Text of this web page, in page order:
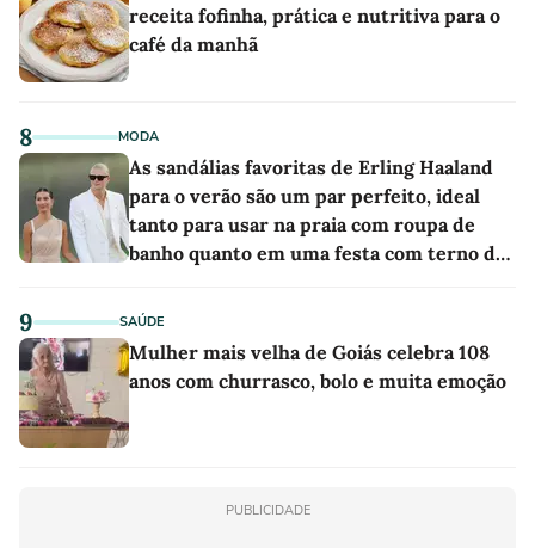
receita fofinha, prática e nutritiva para o
café da manhã
8 MODA
As sandálias favoritas de Erling Haaland
para o verão são um par perfeito, ideal
tanto para usar na praia com roupa de
banho quanto em uma festa com terno de
9 SAÚDE
Mulher mais velha de Goiás celebra 108
anos com churrasco, bolo e muita emoção
PUBLICIDADE